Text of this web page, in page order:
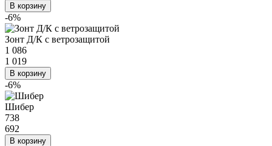
В корзину
-6%
Зонт Д/К с ветрозащитой
1 086
1 019
В корзину
-6%
Шибер
738
692
В корзину